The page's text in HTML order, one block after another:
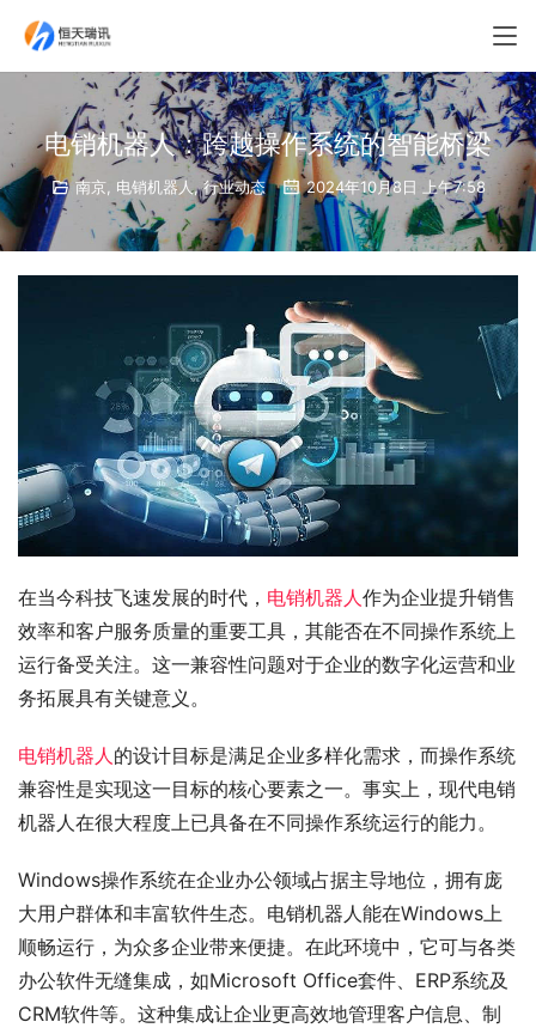
电销机器人：跨越操作系统的智能桥梁
南京, 电销机器人,行业动态 2024年10月8日 上午7:58
在当今科技飞速发展的时代， 电销机器人作为企业提升销售
效率和客户服务质量的重要工具，其能否在不同操作系统上
运行备受关注。这一兼容性问题对于企业的数字化运营和业
务拓展具有关键意义。
电销机器人的设计目标是满足企业多样化需求，而操作系统
兼容性是实现这一目标的核心要素之一。事实上，现代电销
机器人在很大程度上已具备在不同操作系统运行的能力。
Windows操作系统在企业办公领域占据主导地位，拥有庞
大用户群体和丰富软件生态。电销机器人能在Windows上
顺畅运行，为众多企业带来便捷。在此环境中，它可与各类
办公软件无缝集成，如Microsoft Office套件、ERP系统及
CRM软件等。这种集成让企业更高效地管理客户信息、制